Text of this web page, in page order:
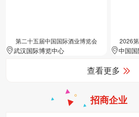
第二十五届中国国际酒业博览会
武汉国际博览中心
2026
中国国
查看更多
招商企业